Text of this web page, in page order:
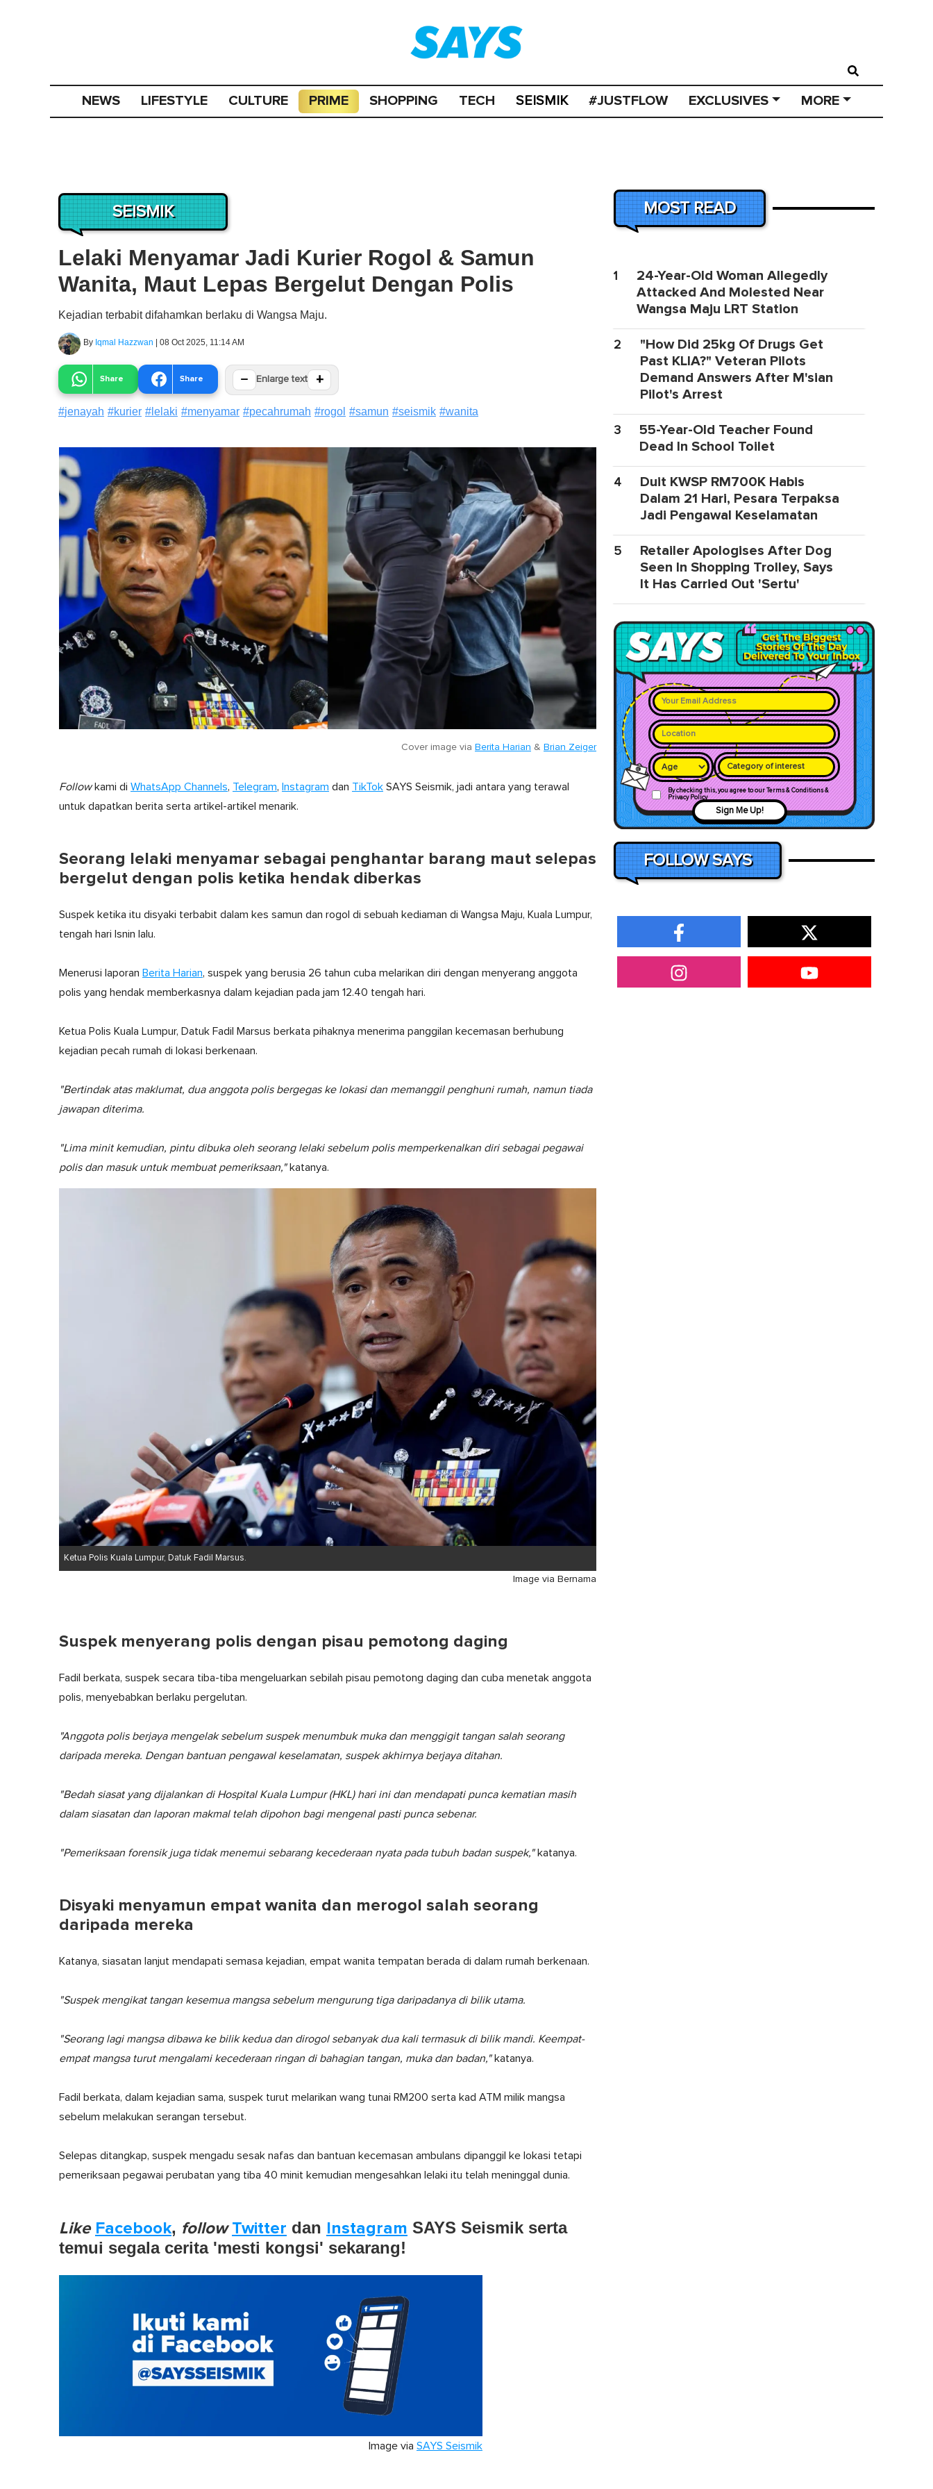
NEWS LIFESTYLE CULTURE PRIME SHOPPING TECH SEISMIK #JUSTFLOW EXCLUSIVES MORE
SEISMIK
Lelaki Menyamar Jadi Kurier Rogol & Samun
Wanita, Maut Lepas Bergelut Dengan Polis
Kejadian terbabit difahamkan berlaku di Wangsa Maju.
By Iqmal Hazzwan | 08 Oct 2025, 11:14 AM
Share Share − Enlarge text +
#jenayah #kurier # lelaki #menyamar #pecahrumah #rogol #samun #seismik #wanita
Cover image via Berita Harian & Brian Zeiger
Followkami di WhatsApp Channels, Telegram, Instagram dan TikTok SAYS Seismik, jadi antara yang terawal
untuk dapatkan berita serta artikel-artikel menarik.
Seorang lelaki menyamar sebagai penghantar barang maut selepas
bergelut dengan polis ketika hendak diberkas
Suspek ketika itu disyaki terbabit dalam kes samun dan rogol di sebuah kediaman di Wangsa Maju, Kuala Lumpur,
tengah hari Isnin lalu.
Menerusi laporan Berita Harian, suspek yang berusia 26 tahun cuba melarikan diri dengan menyerang anggota
polis yang hendak memberkasnya dalam kejadian pada jam 12.40 tengah hari.
Ketua Polis Kuala Lumpur, Datuk Fadil Marsus berkata pihaknya menerima panggilan kecemasan berhubung
kejadian pecah rumah di lokasi berkenaan.
"Bertindak atas maklumat, dua anggota polis bergegas ke lokasi dan memanggil penghuni rumah, namun tiada
jawapan diterima.
"Lima minit kemudian, pintu dibuka oleh seorang lelaki sebelum polis memperkenalkan diri sebagai pegawai
polis dan masuk untuk membuat pemeriksaan,"katanya.
Ketua Polis Kuala Lumpur, Datuk Fadil Marsus.
Image via Bernama
Suspek menyerang polis dengan pisau pemotong daging
Fadil berkata, suspek secara tiba-tiba mengeluarkan sebilah pisau pemotong daging dan cuba menetak anggota
polis, menyebabkan berlaku pergelutan.
"Anggota polis berjaya mengelak sebelum suspek menumbuk muka dan menggigit tangan salah seorang
daripada mereka. Dengan bantuan pengawal keselamatan, suspek akhirnya berjaya ditahan.
"Bedah siasat yang dijalankan di Hospital Kuala Lumpur (HKL) hari ini dan mendapati punca kematian masih
dalam siasatan dan laporan makmal telah dipohon bagi mengenal pasti punca sebenar.
"Pemeriksaan forensik juga tidak menemui sebarang kecederaan nyata pada tubuh badan suspek,"katanya.
Disyaki menyamun empat wanita dan merogol salah seorang
daripada mereka
Katanya, siasatan lanjut mendapati semasa kejadian, empat wanita tempatan berada di dalam rumah berkenaan.
"Suspek mengikat tangan kesemua mangsa sebelum mengurung tiga daripadanya di bilik utama.
"Seorang lagi mangsa dibawa ke bilik kedua dan dirogol sebanyak dua kali termasuk di bilik mandi. Keempat-
empat mangsa turut mengalami kecederaan ringan di bahagian tangan, muka dan badan,"katanya.
Fadil berkata, dalam kejadian sama, suspek turut melarikan wang tunai RM200 serta kad ATM milik mangsa
sebelum melakukan serangan tersebut.
Selepas ditangkap, suspek mengadu sesak nafas dan bantuan kecemasan ambulans dipanggil ke lokasi tetapi
pemeriksaan pegawai perubatan yang tiba 40 minit kemudian mengesahkan lelaki itu telah meninggal dunia.
Like Facebook, follow Twitter dan Instagram SAYS Seismik serta
temui segala cerita 'mesti kongsi' sekarang!
Image via SAYS Seismik
MOST READ
1
24-Year-Old Woman Allegedly
Attacked And Molested Near
Wangsa Maju LRT Station
2
"How Did 25kg Of Drugs Get
Past KLIA?" Veteran Pilots
Demand Answers After M'sian
Pilot's Arrest
3
55-Year-Old Teacher Found
Dead In School Toilet
4
Duit KWSP RM700K Habis
Dalam 21 Hari, Pesara Terpaksa
Jadi Pengawal Keselamatan
5
Retailer Apologises After Dog
Seen In Shopping Trolley, Says
It Has Carried Out 'Sertu'
Category of interest
By checking this, you agree to our Terms & Conditions &
Privacy Policy
Sign Me Up!
FOLLOW SAYS